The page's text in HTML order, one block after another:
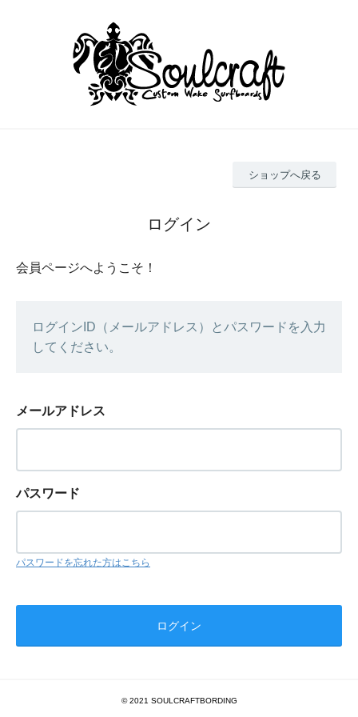
ショップへ戻る
ログイン
会員ページへようこそ！
ログインID（メールアドレス）とパスワードを入力
してください。
メールアドレス
パスワード
パスワードを忘れた方はこちら
© 2021 SOULCRAFTBORDING